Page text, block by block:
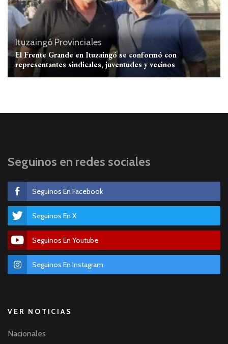
Ituzaingó Provinciales
El Frente Grande en Ituzaingó se conformó con
representantes sindicales, juventudes y vecinos
Seguinos en redes sociales
Seguinos En Facebook
Seguinos En X
Seguinos En Youtube
Seguinos En Instagram
VER NOTICIAS
Nacionales